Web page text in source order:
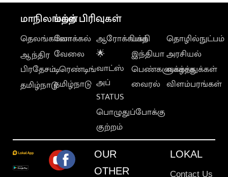
மாநிலங்கள்
தெலங்கானா
ஆந்திர
பிரதேசம்
தமிழ்நாடு
மற்ற பிரிவுகள்
லோக்கல்
வேலை
டிரெண்டிங்
தமிழ்நாடு
ஆரோக்கியம்
🌟
வாட்ஸ்
அப்
STATUS
பொழுதுப்போக்கு
குற்றம்
பக்தி
இந்தியா
பெண்களுக்காக
வைரல்
தொழில்நுட்பம்
அரசியல்
வாழ்த்துக்கள்
விளம்பரங்கள்
OUR
OTHER
LOKAL
Contact Us